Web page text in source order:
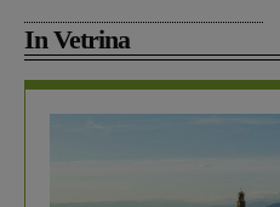
In Vetrina